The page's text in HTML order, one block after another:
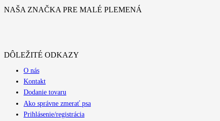
NAŠA ZNAČKA PRE MALÉ PLEMENÁ
DÔLEŽITÉ ODKAZY
O nás
Kontakt
Dodanie tovaru
Ako správne zmerať psa
Prihlásenie/registrácia